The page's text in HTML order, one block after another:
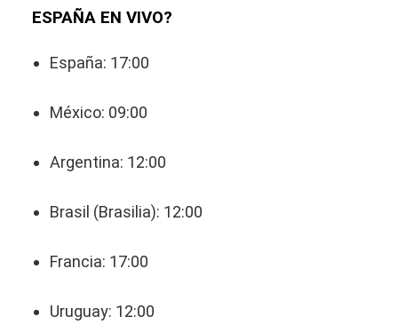
ESPAÑA EN VIVO?
España: 17:00
México: 09:00
Argentina: 12:00
Brasil (Brasilia): 12:00
Francia: 17:00
Uruguay: 12:00